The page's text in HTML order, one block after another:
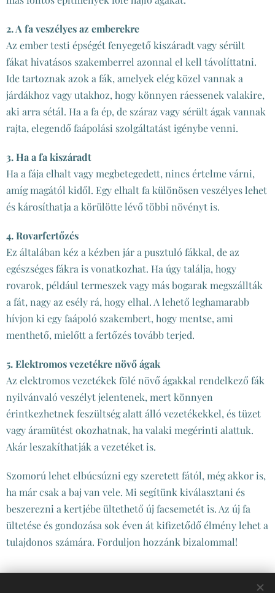
2. A fa veszélyes az emberekre
Az ember testi épségét fenyegető kiszáradt vagy sérült
fákat hivatásos szakemberrel azonnal el kell távolíttatni.
Ide tartoznak azok a fák, amelyek elég közel vannak a
járdákhoz vagy utakhoz, hogy könnyen ráessenek valakire,
aki arra sétál. Ha a fa ép, de száraz vagy sérült ágak vannak
rajta, elegendő faápolási szolgáltatást igénybe venni.
3. Ha a fa kiszáradt
Ha a fája elhalt vagy megbetegedett, nincs értelme várni,
amíg magától kidől. Egy elhalt fa különösen veszélyes lehet
és károsíthatja a körülötte lévő többi növényt is.
4. Rovarfertőzés
Ez általában kéz a kézben jár a pusztuló fákkal, de az
egészséges fákra is vonatkozhat. Ha úgy találja, hogy
rovarok, például termeszek vagy más bogarak megszállták
a fát, nagy az esély rá, hogy elhal. A lehető leghamarabb
hívjon ki egy faápoló szakembert, hogy mentse, ami
menthető, mielőtt a fertőzés tovább terjed.
5. Elektromos vezetékre növő ágak
Az elektromos vezetékek fölé növő ágakkal rendelkező fák
nyilvánvaló veszélyt jelentenek, mert könnyen
érintkezhetnek feszültség alatt álló vezetékekkel, és tüzet
vagy áramütést okozhatnak, ha valaki megérinti alattuk.
Akár leszakíthatják a vezetéket is.
Szomorú lehet elbúcsúzni egy szeretett fától, még akkor is,
ha már csak a baj van vele. Mi segítünk kiválasztani és
beszerezni a kertjébe ültethető új facsemetét is. Az új fa
ültetése és gondozása sok éven át kifizetődő élmény lehet a
tulajdonos számára. Forduljon hozzánk bizalommal!